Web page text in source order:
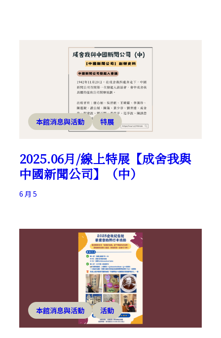
本館消息與活動 特展
2025.06月/線上特展【成舍我與
中國新聞公司】（中）
6 月 5
本館消息與活動 活動